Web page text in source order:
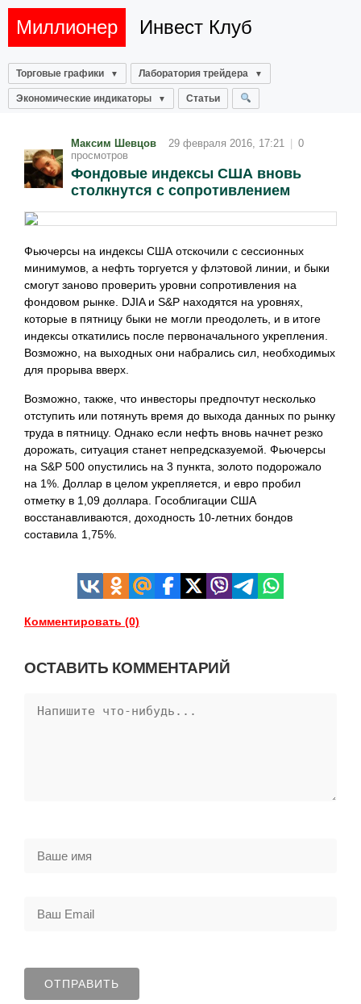
Миллионер Инвест Клуб
Торговые графики Лаборатория трейдера
Экономические индикаторы Статьи
Максим Шевцов 29 февраля 2016, 17:21
0
просмотров
Фондовые индексы США вновь
столкнутся с сопротивлением
Фьючерсы на индексы США отскочили с сессионных
минимумов, а нефть торгуется у флэтовой линии, и быки
смогут заново проверить уровни сопротивления на
фондовом рынке. DJIA и S&P находятся на уровнях,
которые в пятницу быки не могли преодолеть, и в итоге
индексы откатились после первоначального укрепления.
Возможно, на выходных они набрались сил, необходимых
для прорыва вверх.
Возможно, также, что инвесторы предпочтут несколько
отступить или потянуть время до выхода данных по рынку
труда в пятницу. Однако если нефть вновь начнет резко
дорожать, ситуация станет непредсказуемой. Фьючерсы
на S&P 500 опустились на 3 пункта, золото подорожало
на 1%. Доллар в целом укрепляется, и евро пробил
отметку в 1,09 доллара. Гособлигации США
восстанавливаются, доходность 10-летних бондов
составила 1,75%.
Комментировать (0)
ОСТАВИТЬ КОММЕНТАРИЙ